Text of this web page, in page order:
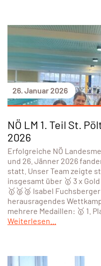
26. Januar 2026
NÖ LM 1. Teil St.
2026
Erfolgreiche NÖ
und 26. Jänner 2026
statt. Unser Team zeigte
insgesamt über 🥇 3 x
🥇🥈🥉 Isabel
herausragendes
mehrere Medaillen: 🥇 1.
Weiterlesen...